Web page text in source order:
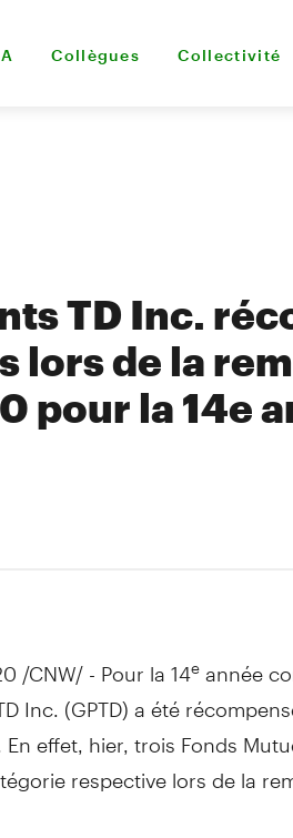
Collègues Collectivité
TD Inc.
lors de la
pour la 14e
/CNW/ - Pour la 14eannée
Inc. (GPTD) a été
effet, hier, trois Fonds
respective lors de la